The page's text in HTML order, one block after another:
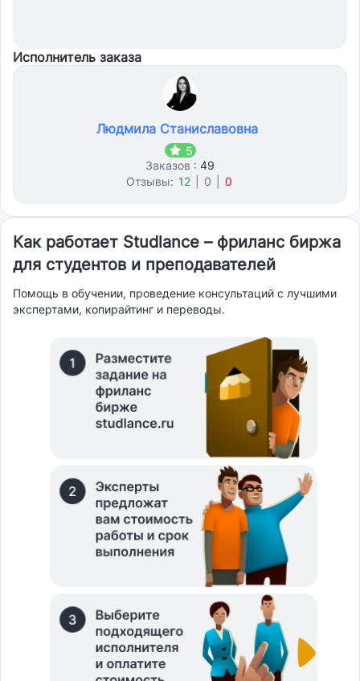
Исполнитель заказа
Людмила Станиславовна
5
Заказов : 49
Отзывы: 12 0 0
Как работает Studlance – фриланс биржа
для студентов и преподавателей
Помощь в обучении, проведение консультаций с лучшими
экспертами, копирайтинг и переводы.